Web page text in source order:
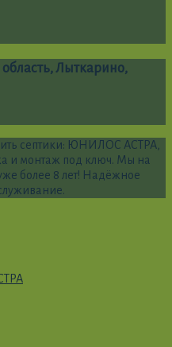
Лыткарино,
септики: ЮНИЛОС АСТРА,
монтаж под ключ. Мы на
более 8 лет! Надёжное